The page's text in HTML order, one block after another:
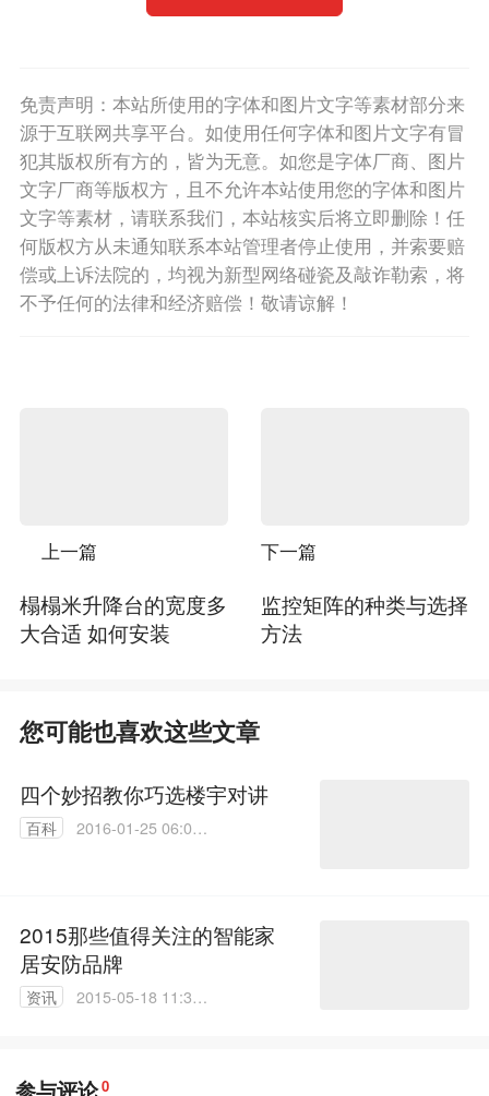
免责声明：本站所使用的字体和图片文字等素材部分来
源于互联网共享平台。如使用任何字体和图片文字有冒
犯其版权所有方的，皆为无意。如您是字体厂商、图片
文字厂商等版权方，且不允许本站使用您的字体和图片
文字等素材，请联系我们，本站核实后将立即删除！任
何版权方从未通知联系本站管理者停止使用，并索要赔
偿或上诉法院的，均视为新型网络碰瓷及敲诈勒索，将
不予任何的法律和经济赔偿！敬请谅解！
上一篇
榻榻米升降台的宽度多
大合适 如何安装
下一篇
监控矩阵的种类与选择
方法
您可能也喜欢这些文章
四个妙招教你巧选楼宇对讲
百科
2016-01-25 06:09:
2015那些值得关注的智能家
居安防品牌
资讯
2015-05-18 11:33:
参与评论0